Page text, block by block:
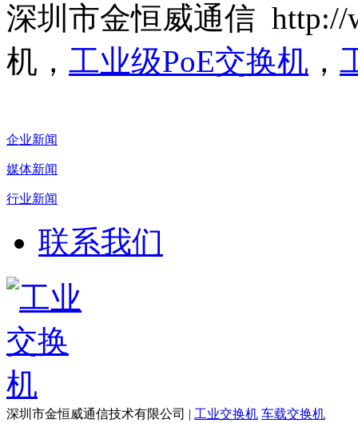
深圳市金恒威通信 http://
机， 工业级PoE交换机 ，
企业新闻
媒体新闻
行业新闻
联系我们
深圳市金恒威通信技术有限公司 | 工业交换机 车载交换机